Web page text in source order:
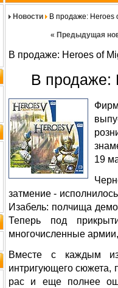
Новости В продаже: Hеroes
« Предыдущая
В продаже: Hеroes of
В продаже:
19
затмение -
Изабель: полчища
Теперь под
многочисленные
Вместе с каждым
интригующего сюжета,
рас и еще полнее